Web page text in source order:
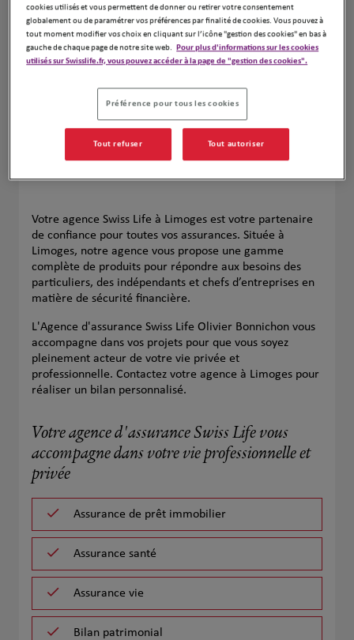
Leaflet| Map ©2026HERE
Votre agence Swiss Life à Limoges est votre partenaire
de confiance pour toutes vos assurances. Située à
Limoges, notre agence vous propose une gamme
complète de produits pour répondre aux besoins des
particuliers, des indépendants et chefs d’entreprises en
matière de sécurité financière.
L'Agence d'assurance Swiss Life Olivier Bonnichon vous
accompagne dans vos projets pour que vous soyez
pleinement acteur de votre vie privée et
professionnelle. Contactez votre agence à Limoges pour
réaliser un bilan personnalisé.
Votre agence d'assurance Swiss Life vous
accompagne dans votre vie professionnelle et
privée
Assurance de prêt immobilier
Assurance santé
Assurance vie
Bilan patrimonial
cookies utilisés et vous permettent de donner ou retirer votre consentement
globalement ou de paramétrer vos préférences par finalité de cookies. Vous pouvez à
tout moment modifier vos choix en cliquant sur l’icône "gestion des cookies" en bas à
gauche de chaque page de notre site web. Pour plus d'informations sur les cookies
utilisés sur Swisslife.fr, vous pouvez accéder à la page de "gestion des cookies".
Préférence pour tous les cookies
Tout refuser Tout autoriser